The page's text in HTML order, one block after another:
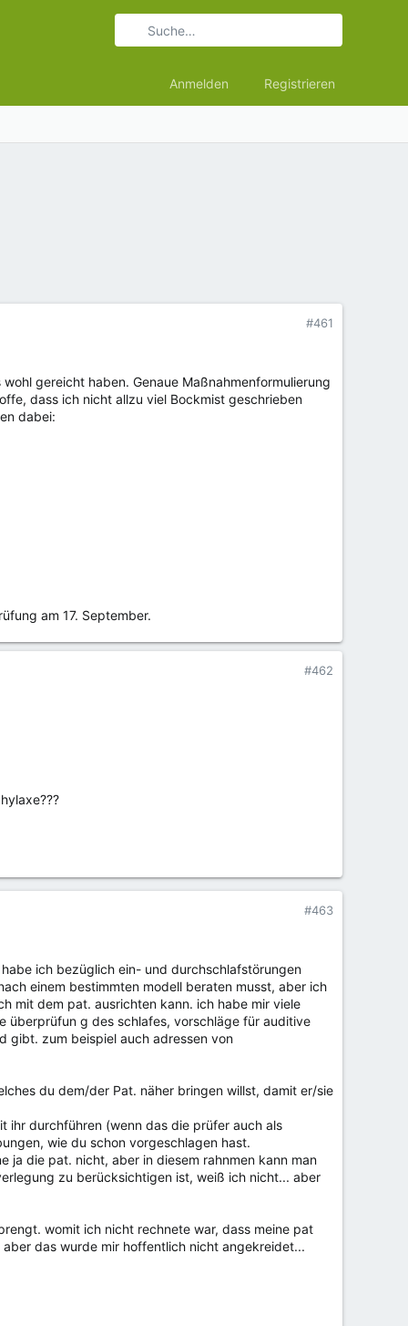
Anmelden Registrieren
#461
gereicht haben. Genaue Maßnahmenformulierung
dass ich nicht allzu viel Bockmist geschrieben
dabei:
am 17. September.
#462
#463
ich bezüglich ein- und durchschlafstörungen
einem bestimmten modell beraten musst, aber ich
mit dem pat. ausrichten kann. ich habe mir viele
überprüfun g des schlafes, vorschläge für auditive
gibt. zum beispiel auch adressen von
du dem/der Pat. näher bringen willst, damit er/sie
ihr durchführen (wenn das die prüfer auch als
wie du schon vorgeschlagen hast.
ja die pat. nicht, aber in diesem rahnmen kann man
zu berücksichtigen ist, weiß ich nicht... aber
womit ich nicht rechnete war, dass meine pat
das wurde mir hoffentlich nicht angekreidet...